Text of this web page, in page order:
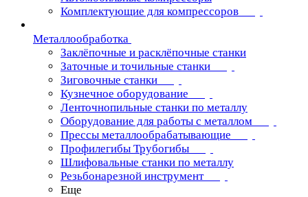
Комплектующие для компрессоров
Металлообработка
Заклёпочные и расклёпочные станки
Заточные и точильные станки
Зиговочные станки
Кузнечное оборудование
Ленточнопильные станки по металлу
Оборудование для работы с металлом
Прессы металлообрабатывающие
Профилегибы Трубогибы
Шлифовальные станки по металлу
Резьбонарезной инструмент
Еще